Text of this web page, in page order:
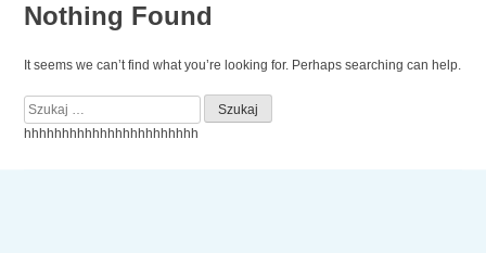
Nothing Found
It seems we can’t find what you’re looking for. Perhaps searching can help.
Szukaj:
hhhhhhhhhhhhhhhhhhhhhhh